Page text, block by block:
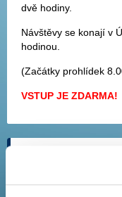
dvě hodiny.
Návštěvy se konají v
hodinou.
(Začátky prohlídek
VSTUP JE ZDARMA!
Společenská